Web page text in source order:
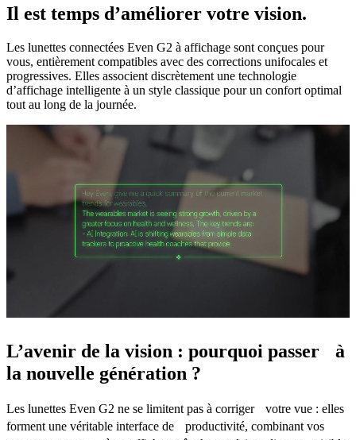
Il est temps d’améliorer votre vision.
Les lunettes connectées Even G2 à affichage sont conçues pour
vous, entièrement compatibles avec des corrections unifocales et
progressives. Elles associent discrètement une technologie
d’affichage intelligente à un style classique pour un confort optimal
tout au long de la journée.
L’avenir de la vision : pourquoi passer à
la nouvelle génération ?
Les lunettes Even G2 ne se limitent pas à corriger votre vue : elles
forment une véritable interface de productivité, combinant vos